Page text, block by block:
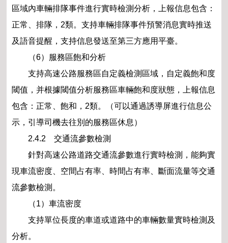
區域內車輛排隊事件進行實時檢測分析，上報信息包含：
正常、排隊，2類。支持車輛排隊事件預警消息實時推送
及語音提醒，支持信息發送至第三方應用平臺。
（6）服務區飽和分析
支持高速公路服務區自定義檢測區域，自定義飽和度
閾值，并根據閾值分析服務區車輛飽和度狀態，上報信息
包含：正常、飽和，2類。（可以通過誘導屏進行信息公
示，引導司機去往別的服務區休息）
2.4.2 交通流參數檢測
針對高速公路道路交通流參數進行實時檢測，能夠實
現車流密度、空間占有率、時間占有率、斷面流量等交通
流參數檢測。
（1）車流密度
支持單位長度的車道或道路中的車輛數量實時檢測及
分析。